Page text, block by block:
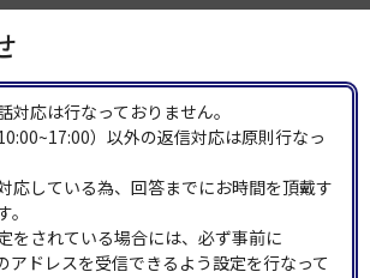
応は行なっておりません。
）以外の返信対応は原則行なっ
応している為、回答までにお時間を頂戴す
をされている場合には、必ず事前に
アドレスを受信できるよう設定を行なって